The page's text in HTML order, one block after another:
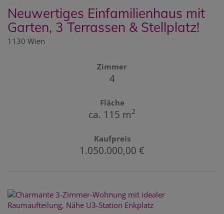
Neuwertiges Einfamilienhaus mit
Garten, 3 Terrassen & Stellplatz!
1130 Wien
Zimmer
4
Fläche
ca. 115 m2
Kaufpreis
1.050.000,00 €